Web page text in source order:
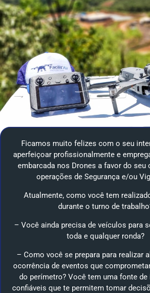
Ficamos muito felizes com o seu
aperfeiçoar profissionalmente e
embarcada nos Drones a favor do seu
operações de Segurança e/ou
Atualmente, como você tem
durante o turno de
– Você ainda precisa de veículos para
toda e qualquer ronda?
– Como você se prepara para realizar
ocorrência de eventos que
do perímetro? Você tem uma fonte
confiáveis que te permitem tomar